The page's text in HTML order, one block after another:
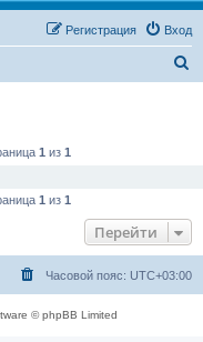
Вход
Регистрация
1 из 1
1 из 1
Перейти
Часовой пояс: UTC+03:00
© phpBB Limited